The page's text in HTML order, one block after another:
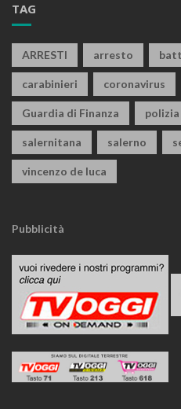
TAG
ARRESTI arresto
carabinieri coronavirus
Guardia di Finanza polizia
salernitana salerno
vincenzo de luca
Pubblicità